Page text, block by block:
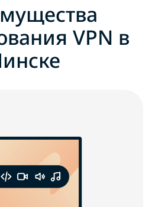
VPN в Минске
VPN для Минска
VPN для Минска
VPN для Минска
VPN в